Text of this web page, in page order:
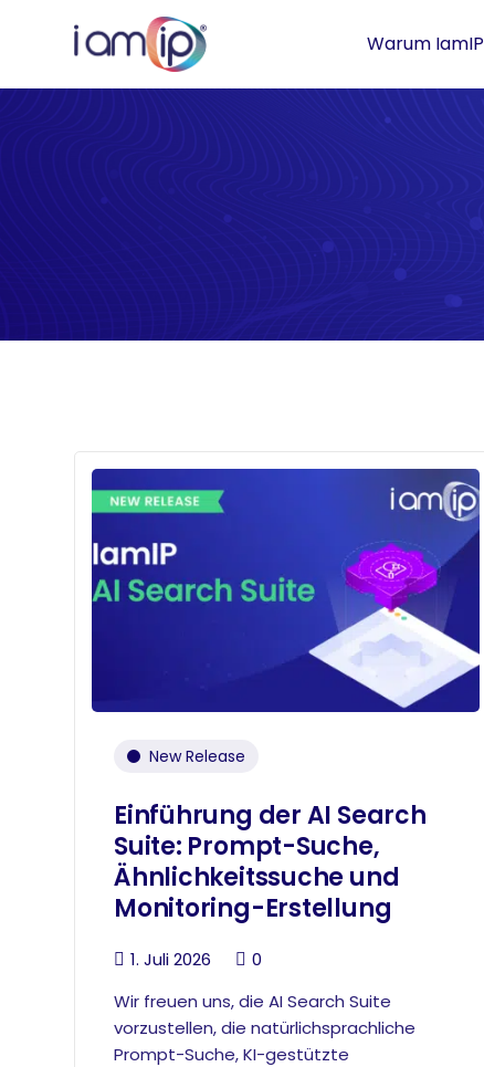
Warum IamIP
New Release
Einführung der AI Search
Suite: Prompt-Suche,
Ähnlichkeitssuche und
Monitoring-Erstellung
1. Juli 2026
0
Wir freuen uns, die AI Search Suite
vorzustellen, die natürlichsprachliche
Prompt-Suche, KI-gestützte